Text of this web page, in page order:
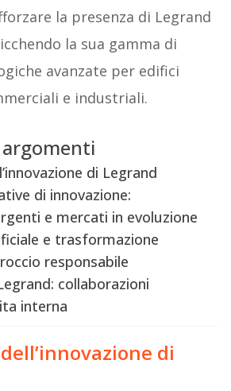
la presenza di Legrand
la sua gamma di
avanzate per edifici
e industriali.
di Legrand
di innovazione:
e mercati in evoluzione
e trasformazione
responsabile
collaborazioni
interna
di